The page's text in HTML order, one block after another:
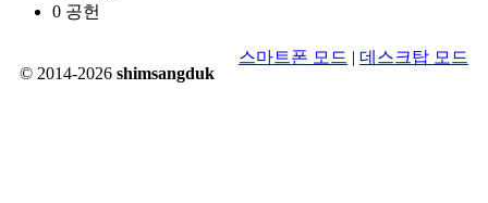
0 공헌
© 2014-2026 shimsangduk
스마트폰 모드 | 데스크탑 모드